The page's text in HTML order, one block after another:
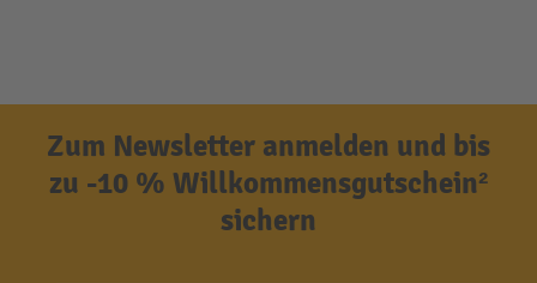
Zum Newsletter anmelden und bis
zu -10 % Willkommensgutschein²
sichern